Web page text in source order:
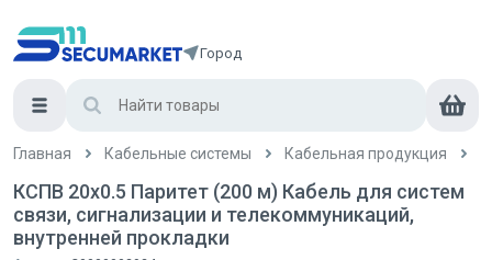
Город
Главная Кабельные системы Кабельная продукция
КСПВ 20x0.5 Паритет (200 м) Кабель для систем
связи, сигнализации и телекоммуникаций,
внутренней прокладки